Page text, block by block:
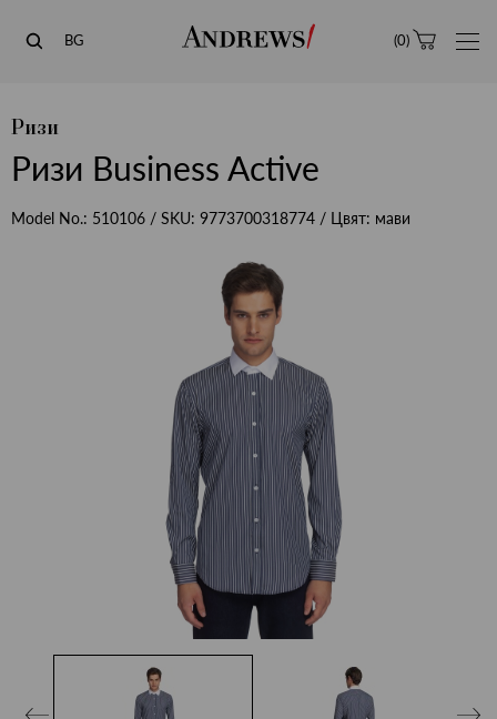
Andrews
BG (0)
Ризи
Ризи Business Active
Model No.: 510106 / SKU: 9773700318774 / Цвят: мави